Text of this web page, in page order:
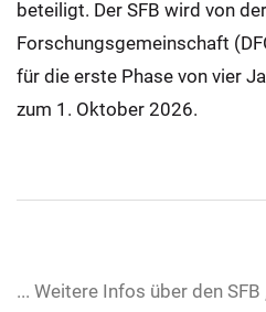
beteiligt. Der SFB wird von
Forschungsgemeinschaft
für die erste Phase von vier
zum 1. Oktober 2026.
... Weitere Infos über den SFB